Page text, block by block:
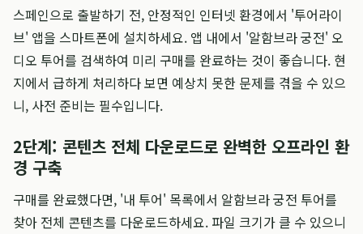
스페인으로 출발하기 전, 안정적인 인터넷 환경에서 '투어라이
브' 앱을 스마트폰에 설치하세요. 앱 내에서 '알함브라 궁전' 오
디오 투어를 검색하여 미리 구매를 완료하는 것이 좋습니다. 현
지에서 급하게 처리하다 보면 예상치 못한 문제를 겪을 수 있으
니, 사전 준비는 필수입니다.
2단계: 콘텐츠 전체 다운로드로 완벽한 오프라인 환
경 구축
구매를 완료했다면, '내 투어' 목록에서 알함브라 궁전 투어를
찾아 전체 콘텐츠를 다운로드하세요. 파일 크기가 클 수 있으니